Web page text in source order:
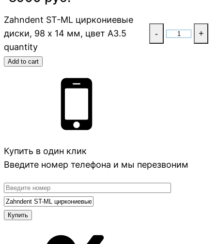
Zahndent ST-ML циркониевые
диски, 98 х 14 мм, цвет A3.5
quantity
- +
Add to cart
Купить в один клик
Введите номер телефона и мы перезвоним